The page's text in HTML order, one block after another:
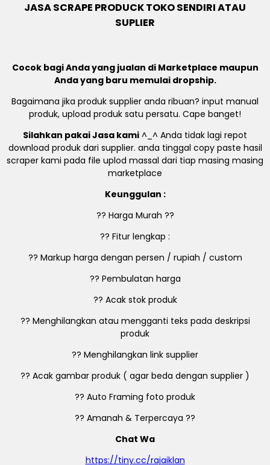
JASA SCRAPE PRODUCK TOKO SENDIRI ATAU
SUPLIER
Cocok bagi Anda yang jualan di Marketplace maupun
Anda yang baru memulai dropship.
Bagaimana jika produk supplier anda ribuan? input manual
produk, upload produk satu persatu. Cape banget!
Silahkan pakai Jasa kami ^_^ Anda tidak lagi repot
download produk dari supplier. anda tinggal copy paste hasil
scraper kami pada file uplod massal dari tiap masing masing
marketplace
Keunggulan :
?? Harga Murah ??
?? Fitur lengkap :
?? Markup harga dengan persen / rupiah / custom
?? Pembulatan harga
?? Acak stok produk
?? Menghilangkan atau mengganti teks pada deskripsi
produk
?? Menghilangkan link supplier
?? Acak gambar produk ( agar beda dengan supplier )
?? Auto Framing foto produk
?? Amanah & Terpercaya ??
Chat Wa
https://tiny.cc/rajaiklan